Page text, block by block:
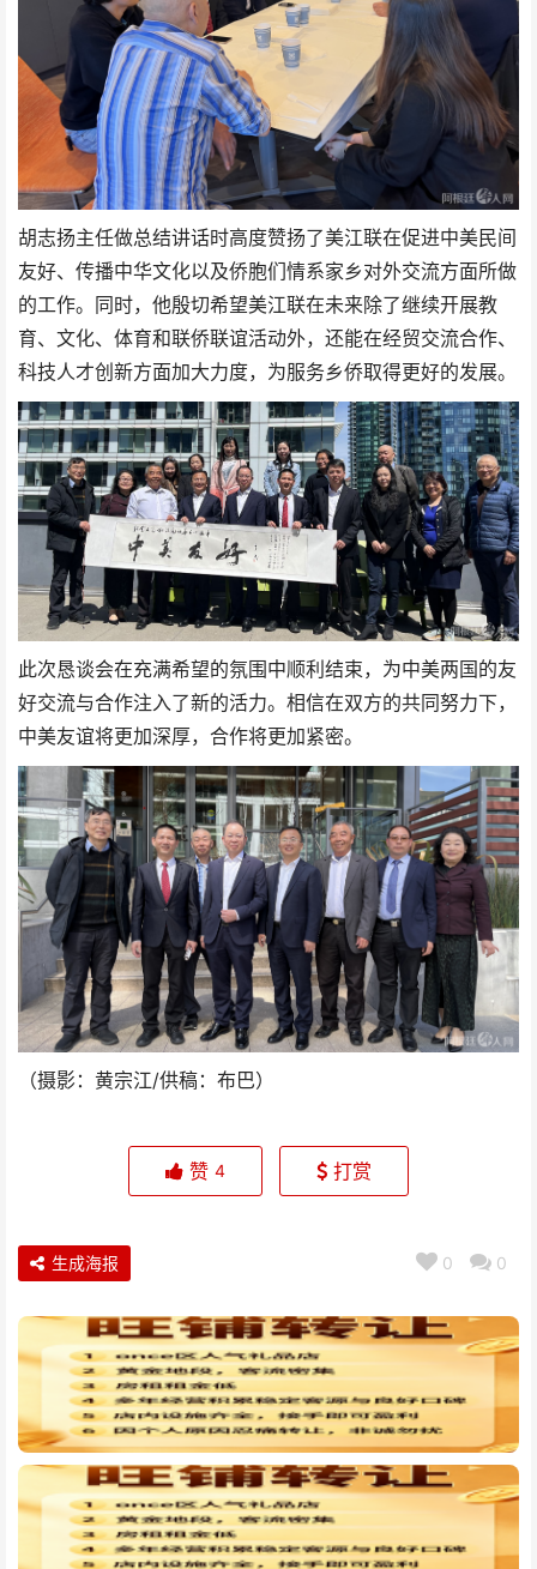
胡志扬主任做总结讲话时高度赞扬了美江联在促进中美民间
友好、传播中华文化以及侨胞们情系家乡对外交流方面所做
的工作。同时，他殷切希望美江联在未来除了继续开展教
育、文化、体育和联侨联谊活动外，还能在经贸交流合作、
科技人才创新方面加大力度，为服务乡侨取得更好的发展。
此次恳谈会在充满希望的氛围中顺利结束，为中美两国的友
好交流与合作注入了新的活力。相信在双方的共同努力下，
中美友谊将更加深厚，合作将更加紧密。
（摄影：黄宗江/供稿：布巴）
赞 4 打赏
0 0
生成海报